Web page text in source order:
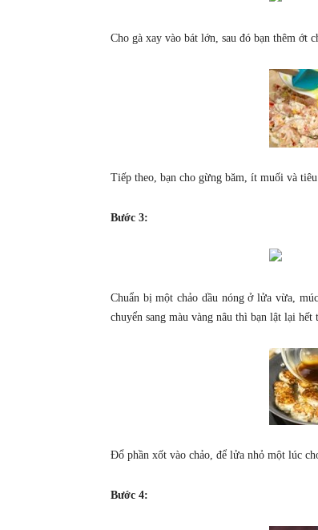
Cho gà xay vào bát lớn, sau đó bạn thêm ớt
Tiếp theo, bạn cho gừng băm, ít muối và
Bước 3:
Chuẩn bị một chảo dầu nóng ở lửa vừa,
chuyển sang màu vàng nâu thì bạn lật lại
Đổ phần xốt vào chảo, để lửa nhỏ một lúc
Bước 4: